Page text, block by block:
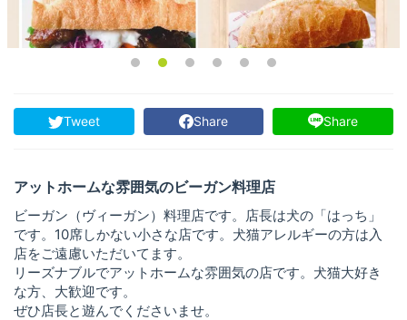
Tweet Share Share
アットホームな雰囲気のビーガン料理店
ビーガン（ヴィーガン）料理店です。店長は犬の「はっち」
です。10席しかない小さな店です。犬猫アレルギーの方は入
店をご遠慮いただいてます。
リーズナブルでアットホームな雰囲気の店です。犬猫大好き
な方、大歓迎です。
ぜひ店長と遊んでくださいませ。